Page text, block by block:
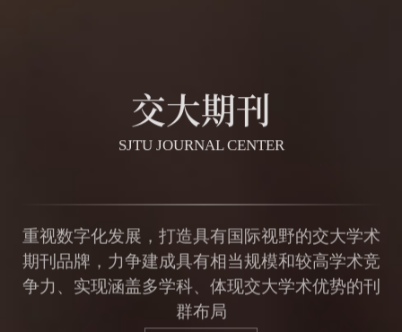
交大期刊
争力、实现涵盖多学科、体现交大学术优势的刊
群布局
期刊导航